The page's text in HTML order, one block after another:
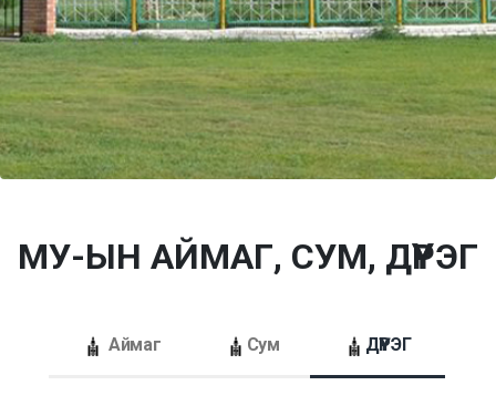
МУ-ЫН АЙМАГ, СУМ, ДҮҮРЭГ
Аймаг Сум ДҮҮРЭГ